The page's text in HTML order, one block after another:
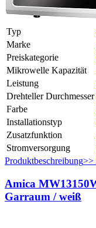
Typ
Marke
Preiskategorie
Mikrowelle Kapazität
Leistung
Drehteller Durchmesser
Farbe
Installationstyp
Zusatzfunktion
Stromversorgung
Produktbeschreibung>>
Amica
Garraum / weiß